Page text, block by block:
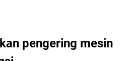
pengering mesin